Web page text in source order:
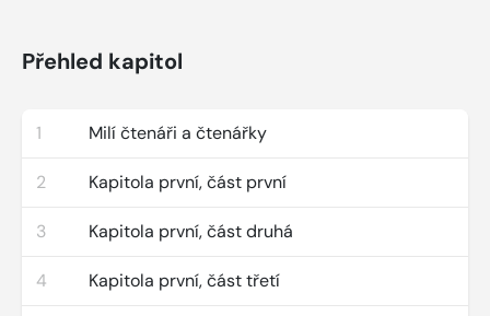
Přehled kapitol
1 Milí čtenáři a čtenářky
2 Kapitola první, část první
3 Kapitola první, část druhá
4 Kapitola první, část třetí